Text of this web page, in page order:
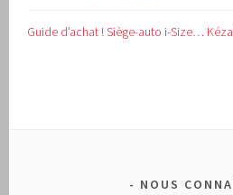
Guide d’achat !Siège-auto i-Size…
NOUS